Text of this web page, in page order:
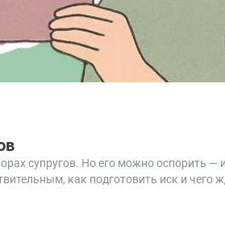
супругов. Но его можно оспорить —
как подготовить иск и чего